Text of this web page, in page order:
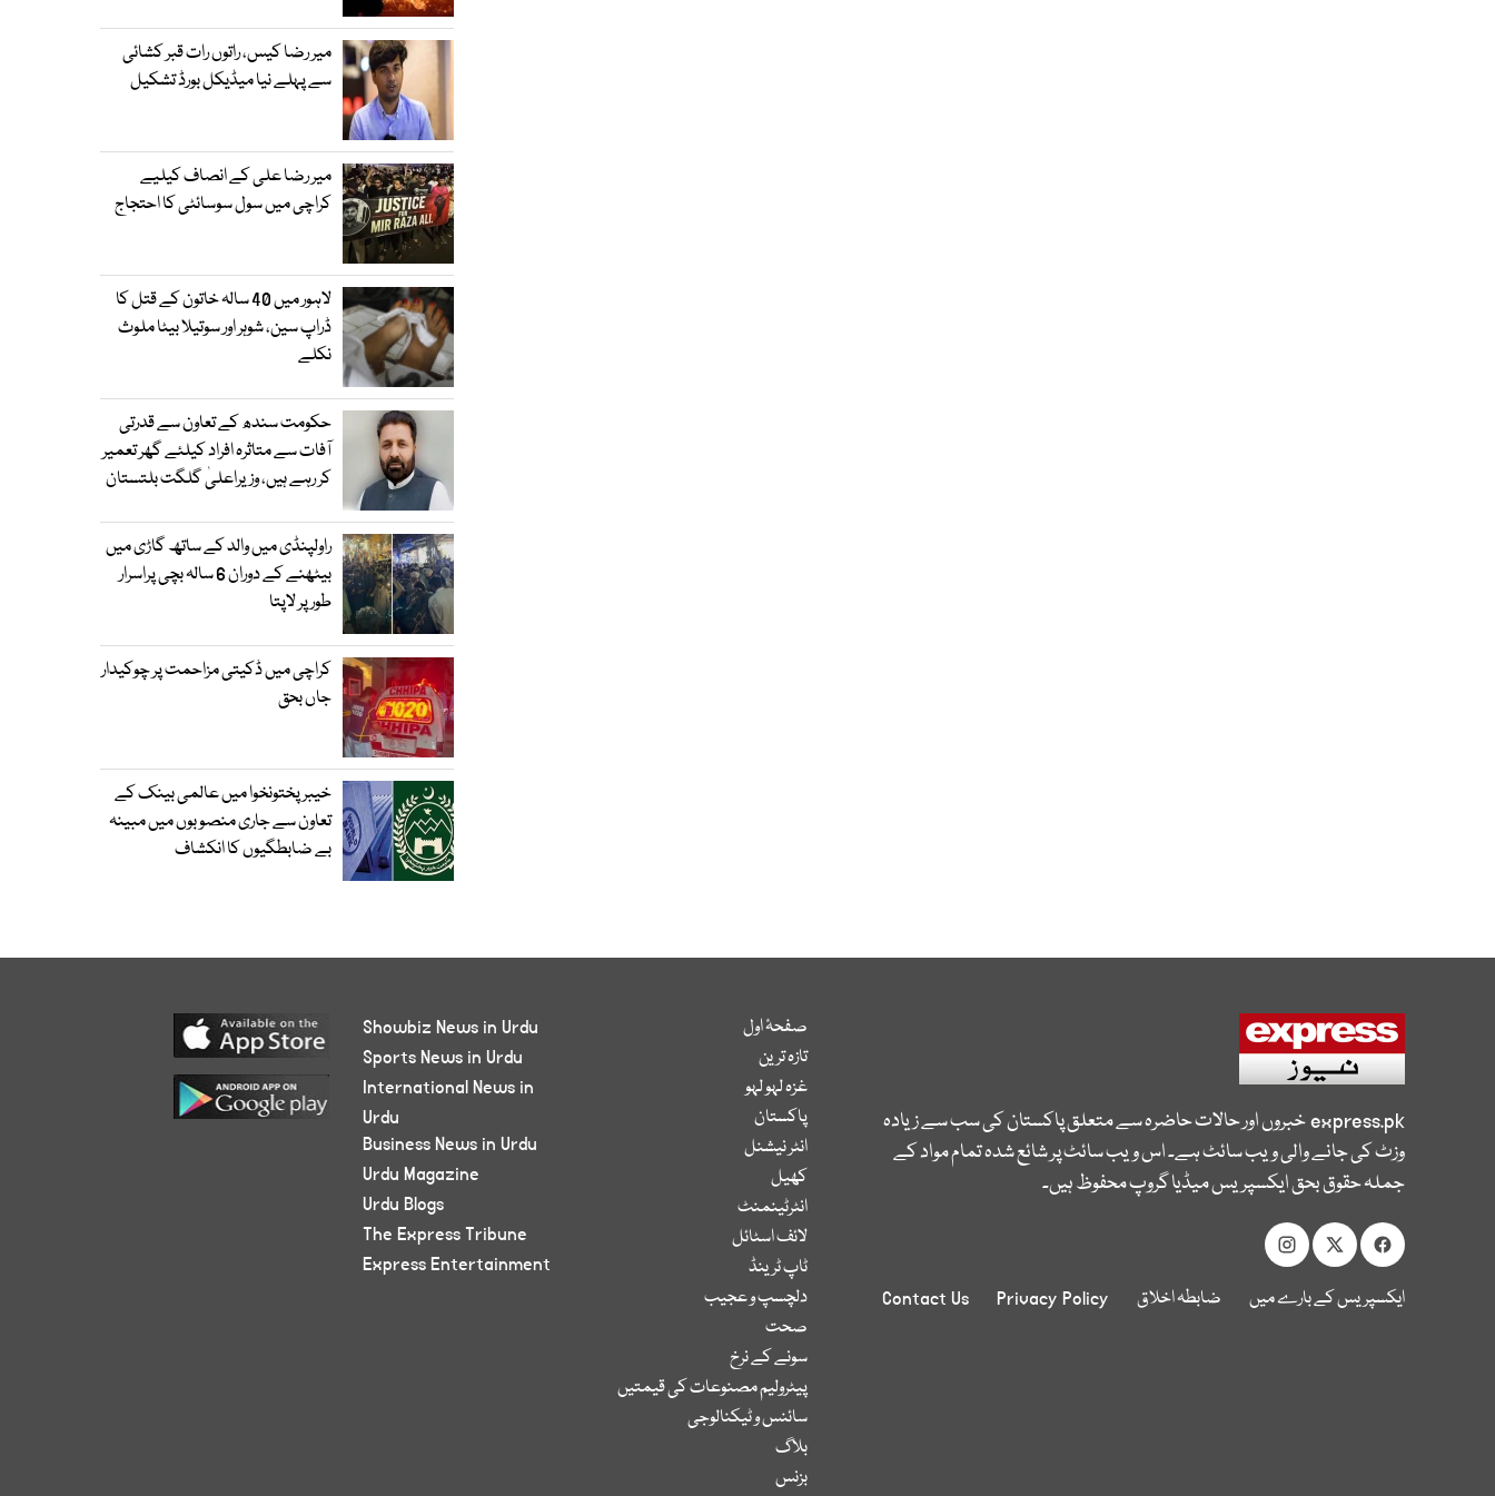
میر رضا کیس، راتوں رات قبر کشائی
سے پہلے نیا میڈیکل بورڈ تشکیل
میر رضا علی کے انصاف کیلیے
کراچی میں سول سوسائٹی کا احتجاج
لاہور میں 40 سالہ خاتون کے قتل کا
ڈراپ سین، شوہر اور سوتیلا بیٹا ملوث
نکلے
حکومت سندھ کے تعاون سے قدرتی
آفات سے متاثرہ افراد کیلئے گھر تعمیر
کر رہے ہیں، وزیراعلیٰ گلگت بلتستان
راولپنڈی میں والد کے ساتھ گاڑی میں
بیٹھنے کے دوران 6 سالہ بچی پراسرار
طور پر لاپتا
کراچی میں ڈکیتی مزاحمت پر چوکیدار
جاں بحق
خیبرپختونخوا میں عالمی بینک کے
تعاون سے جاری منصوبوں میں مبینہ
بے ضابطگیوں کا انکشاف
express.pkخبروں اور حالات حاضرہ سے متعلق پاکستان کی سب سے زیادہ
وزٹ کی جانے والی ویب سائٹ ہے۔ اس ویب سائٹ پر شائع شدہ تمام مواد کے
جملہ حقوق بحق ایکسپریس میڈیا گروپ محفوظ ہیں۔
ایکسپریس کے بارے میں ضابطہ اخلاق Privacy Policy
Contact Us
صفحۂ اول
تازہ ترین
غزہ لہو لہو
پاکستان
انٹر نیشنل
کھیل
انٹرٹینمنٹ
لائف اسٹائل
ٹاپ ٹرینڈ
دلچسپ و عجیب
صحت
سونے کے نرخ
پیٹرولیم مصنوعات کی قیمتیں
سائنس و ٹیکنالوجی
بلاگ
بزنس
Showbiz News in Urdu
Sports News in Urdu
International News in
Urdu
Business News in Urdu
Urdu Magazine
Urdu Blogs
The Express Tribune
Express Entertainment